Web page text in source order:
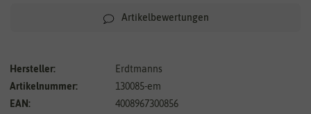
Artikelbewertungen
Hersteller:
Erdtmanns
Artikelnummer:
130085-em
EAN:
4008967300856